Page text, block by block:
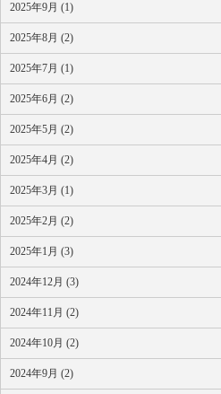
2025年9月 (1)
2025年8月 (2)
2025年7月 (1)
2025年6月 (2)
2025年5月 (2)
2025年4月 (2)
2025年3月 (1)
2025年2月 (2)
2025年1月 (3)
2024年12月 (3)
2024年11月 (2)
2024年10月 (2)
2024年9月 (2)